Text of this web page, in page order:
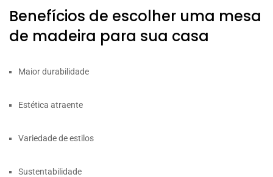
Benefícios de escolher uma mesa
de madeira para sua casa
Maior durabilidade
Estética atraente
Variedade de estilos
Sustentabilidade